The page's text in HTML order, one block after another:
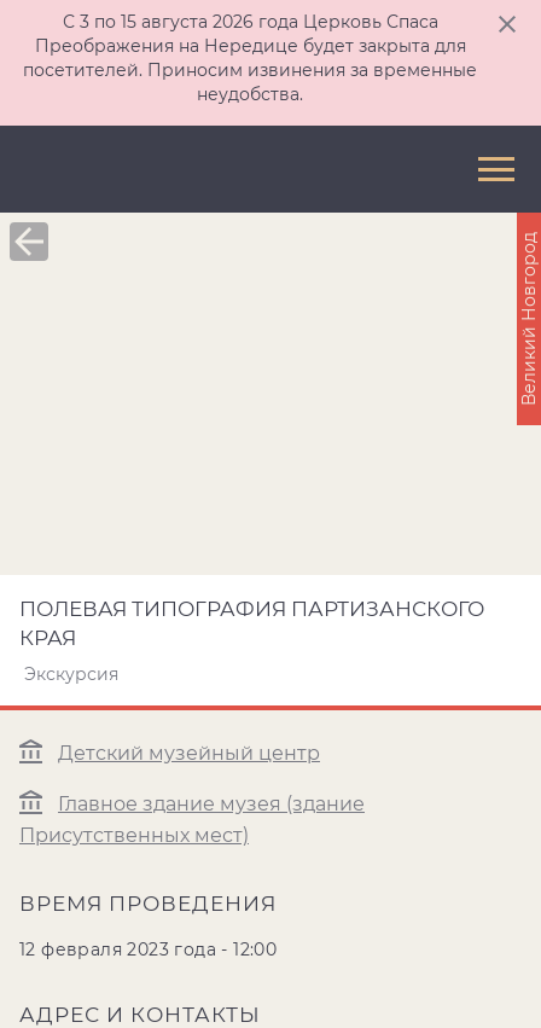
С 3 по 15 августа 2026 года Церковь Спаса
Преображения на Нередице будет закрыта для
посетителей. Приносим извинения за временные
неудобства.
ПОЛЕВАЯ ТИПОГРАФИЯ ПАРТИЗАНСКОГО
КРАЯ
Экскурсия
Детский музейный центр
Главное здание музея (здание
Присутственных мест)
ВРЕМЯ ПРОВЕДЕНИЯ
12 февраля 2023 года - 12:00
АДРЕС И КОНТАКТЫ
Великий Новгород